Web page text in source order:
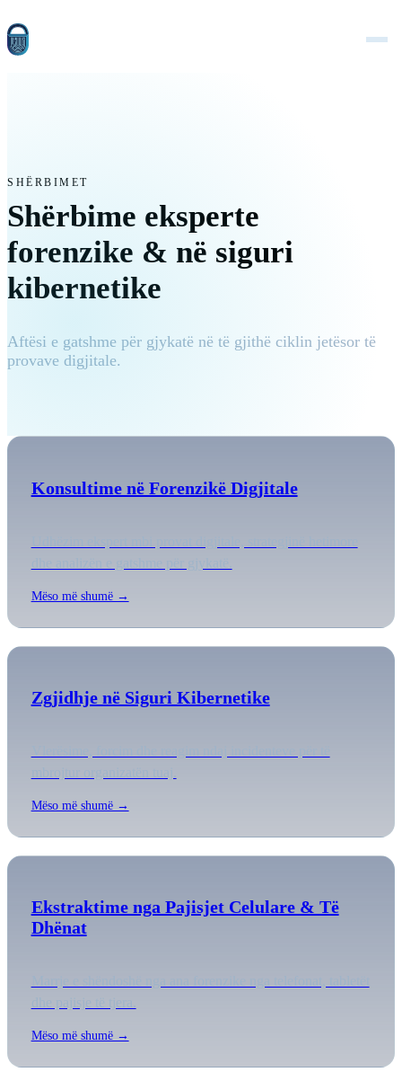
SHËRBIMET
Shërbime eksperte
forenzike & në siguri
kibernetike
Aftësi e gatshme për gjykatë në të gjithë ciklin jetësor të
provave digjitale.
Konsultime në Forenzikë Digjitale
Mëso më shumë →
Zgjidhje në Siguri Kibernetike
Mëso më shumë →
Ekstraktime nga Pajisjet Celulare & Të
Dhënat
Mëso më shumë →